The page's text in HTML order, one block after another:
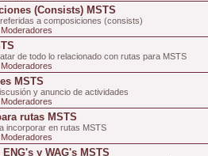
(Consists) MSTS
a composiciones (consists)
Moderadores
de todo lo relacionado con rutas para MSTS
Moderadores
MSTS
y anuncio de actividades
Moderadores
rutas MSTS
incorporar en rutas MSTS
Moderadores
y WAG's MSTS